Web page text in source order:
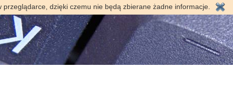
dzięki czemu nie będą zbierane żadne informacje.